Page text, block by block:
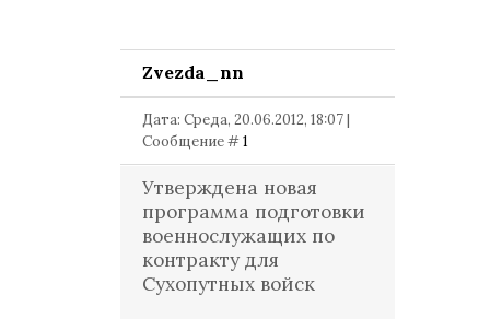
Zvezda_nn
Дата: Среда, 20.06.2012, 18:07 |
Сообщение #1
Утверждена новая
программа подготовки
военнослужащих по
контракту для
Сухопутных войск